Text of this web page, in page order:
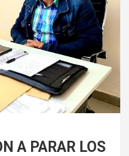
A PARAR LOS